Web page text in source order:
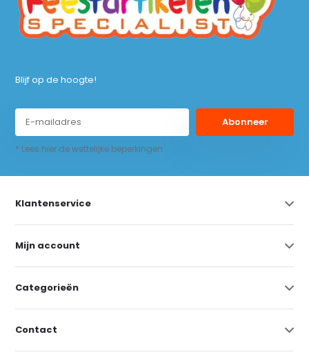
Blijf op de hoogte!
Abonneer
* Lees hier de wettelijke beperkingen
Klantenservice
Mijn account
Categorieën
Contact